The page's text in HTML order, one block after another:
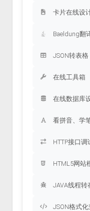
卡片在线设
Baeldung翻
JSON转表格
在线工具箱
在线数据库
看拼音、学
HTTP接口调
HTML5网站
JAVA线程转
JSON格式化